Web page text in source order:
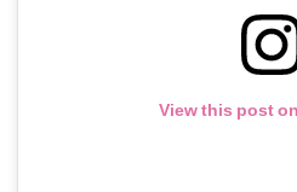
View this post